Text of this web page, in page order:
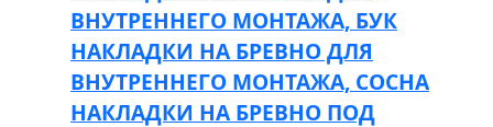
ВНУТРЕННЕГО МОНТАЖА, БУК
НАКЛАДКИ НА БРЕВНО ДЛЯ
ВНУТРЕННЕГО МОНТАЖА, СОСНА
НАКЛАДКИ НА БРЕВНО ПОД